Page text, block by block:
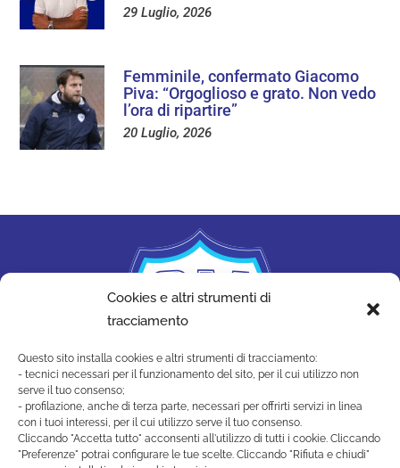
Cookies e altri strumenti di
tracciamento
Questo sito installa cookies e altri strumenti di tracciamento:
- tecnici necessari per il funzionamento del sito, per il cui utilizzo non
serve il tuo consenso;
- profilazione, anche di terza parte, necessari per offrirti servizi in linea
con i tuoi interessi, per il cui utilizzo serve il tuo consenso.
Cliccando "Accetta tutto" acconsenti all'utilizzo di tutti i cookie. Cliccando
"Preferenze" potrai configurare le tue scelte. Cliccando "Rifiuta e chiudi"
29 Luglio, 2026
Femminile, confermato Giacomo
Piva: “Orgoglioso e grato. Non vedo
l’ora di ripartire”
20 Luglio, 2026
SAN MARINO ACADEMY